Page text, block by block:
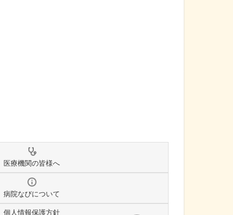
医療機関の皆様へ
病院なびについて
個人情報保護方針